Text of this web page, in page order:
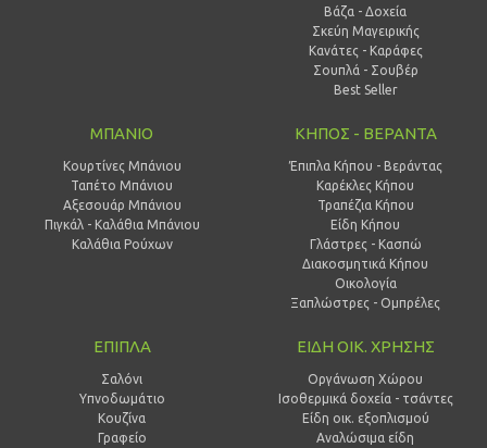
Βάζα - Δοχεία
Σκεύη Μαγειρικής
Κανάτες - Καράφες
Σουπλά - Σουβέρ
Best Seller
ΜΠΑΝΙΟ
Κουρτίνες Μπάνιου
Ταπέτο Μπάνιου
Αξεσουάρ Μπάνιου
Πιγκάλ - Καλάθια Μπάνιου
Καλάθια Ρούχων
ΚΗΠΟΣ - ΒΕΡΑΝΤΑ
Έπιπλα Κήπου - Βεράντας
Καρέκλες Κήπου
Τραπέζια Κήπου
Είδη Κήπου
Γλάστρες - Κασπώ
Διακοσμητικά Κήπου
Οικολογία
Ξαπλώστρες - Ομπρέλες
ΕΠΙΠΛΑ
Σαλόνι
Υπνοδωμάτιο
Κουζίνα
Γραφείο
ΕΙΔΗ ΟΙΚ. ΧΡΗΣΗΣ
Οργάνωση Χώρου
Ισοθερμικά δοχεία - τσάντες
Είδη οικ. εξοπλισμού
Αναλώσιμα είδη